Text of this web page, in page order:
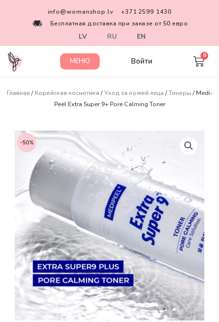
info@womanshop.lv
+371 2599 1430
Бесплатная доставка при заказе от 50 евро
LV RU EN
МЕНЮ Войти
Главная / Корейская косметика /Уход за кожей лица /Тонеры / Medi-
Peel Extra Super 9+ Pore Calming Toner
-50%